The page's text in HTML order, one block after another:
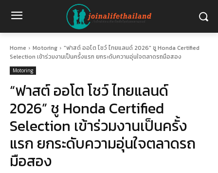
Home Motoring
"ฟาสต์ ออโต โชว์ ไทยแลนด์ 2026" ชู Honda Certified
Selection เข้าร่วมงานเป็นครั้งแรก ยกระดับความอุ่นใจตลาดรถมือสอง
Motoring
“ฟาสต์ ออโต โชว์ ไทยแลนด์
2026” ชู Honda Certified
Selection เข้าร่วมงานเป็นครั้ง
แรก ยกระดับความอุ่นใจตลาดรถ
มือสอง